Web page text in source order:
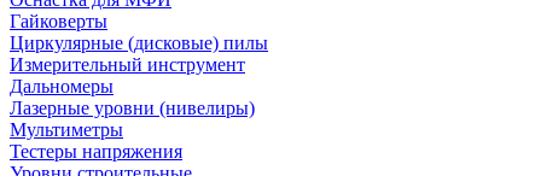
Гайковерты
Циркулярные (дисковые) пилы
Измерительный инструмент
Дальномеры
Лазерные уровни (нивелиры)
Мультиметры
Тестеры напряжения